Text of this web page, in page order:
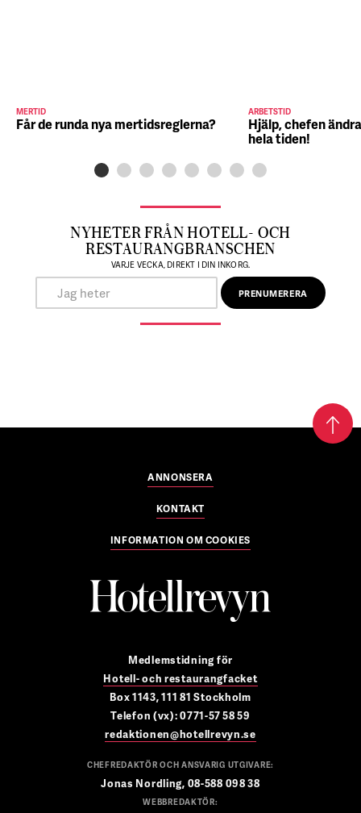
MERTID
Får de runda nya mertidsreglerna?
ARBETSTID
Hjälp, chefen
hela tiden!
NYHETER FRÅN HOTELL- OCH
RESTAURANGBRANSCHEN
VARJE VECKA, DIREKT I DIN INKORG.
ANNONSERA
KONTAKT
INFORMATION OM COOKIES
Medlemstidning för
Hotell- och restaurangfacket
Box 1143, 111 81 Stockholm
Telefon (vx): 0771-57 58 59
redaktionen@hotellrevyn.se
CHEFREDAKTÖR OCH ANSVARIG UTGIVARE:
Jonas Nordling, 08-588 098 38
WEBBREDAKTÖR: